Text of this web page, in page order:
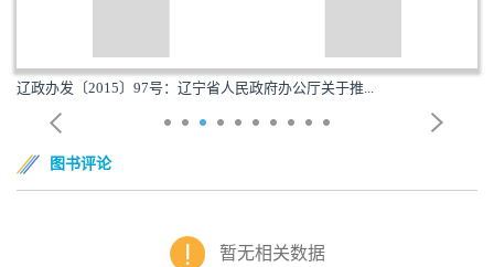
辽政办发〔2015〕97号：辽宁省人民政府办公厅关于推...
图书评论
暂无相关数据